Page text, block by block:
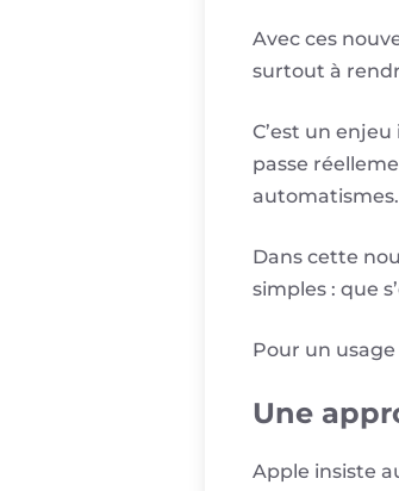
Avec ces
surtout à
C’est un
passe
Dans cette
simples : que
Pour un
Une
Apple insiste